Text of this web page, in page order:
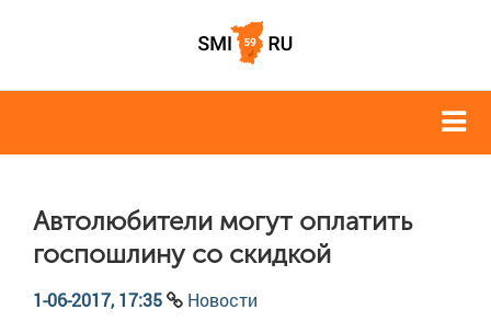
Автолюбители могут оплатить
госпошлину со скидкой
1-06-2017, 17:35 Новости